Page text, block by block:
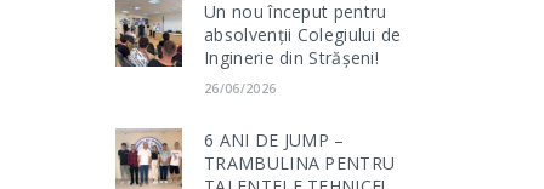
Un nou început pentru
absolvenții Colegiului de
Inginerie din Strășeni!
26/06/2026
6 ANI DE JUMP –
TRAMBULINA PENTRU